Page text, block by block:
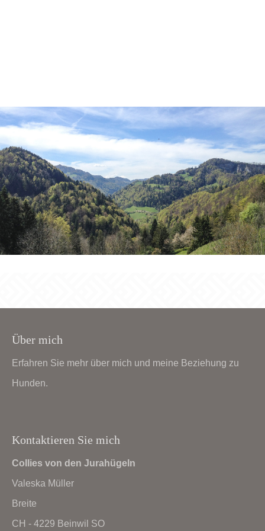
Passwort
Anmelden
Register|Lost your password?
Support
24h/ 365days
We offer support for our customers
Get in touch
Cybersteel Inc.
376-293 City Road, Suite 600
San Francisco, CA 94102
Über mich
Erfahren Sie mehr über mich und meine Beziehung zu
Hunden.
Kontaktieren Sie mich
Collies von den Jurahügeln
Valeska Müller
Breite
CH - 4229 Beinwil SO